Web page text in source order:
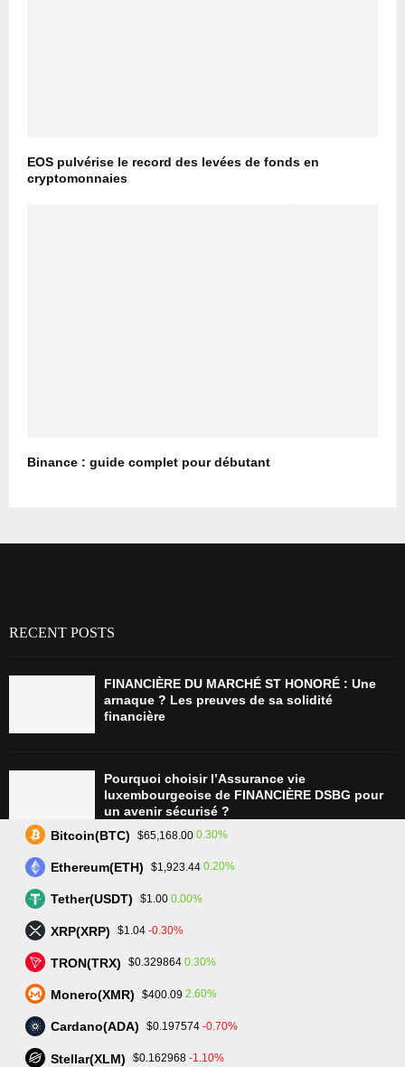
EOS pulvérise le record des levées de fonds en
cryptomonnaies
Binance : guide complet pour débutant
RECENT POSTS
FINANCIÈRE DU MARCHÉ ST HONORÉ : Une
arnaque ? Les preuves de sa solidité
financière
Pourquoi choisir l’Assurance vie
luxembourgeoise de FINANCIÈRE DSBG pour
un avenir sécurisé ?
Tradez plus intelligemment avec Assetarion :
L’avenir du trading : SmartPortfolio Trading, la
monnaies
Bitcoin(BTC) $65,168.00 0.30%
Ethereum(ETH) $1,923.44 0.20%
Tether(USDT) $1.00 0.00%
XRP(XRP) $1.04 -0.30%
TRON(TRX) $0.329864 0.30%
Monero(XMR) $400.09 2.60%
Cardano(ADA) $0.197574 -0.70%
Stellar(XLM) $0.162968 -1.10%